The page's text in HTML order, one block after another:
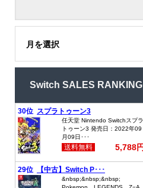
月を選択
Switch SALES RANKING